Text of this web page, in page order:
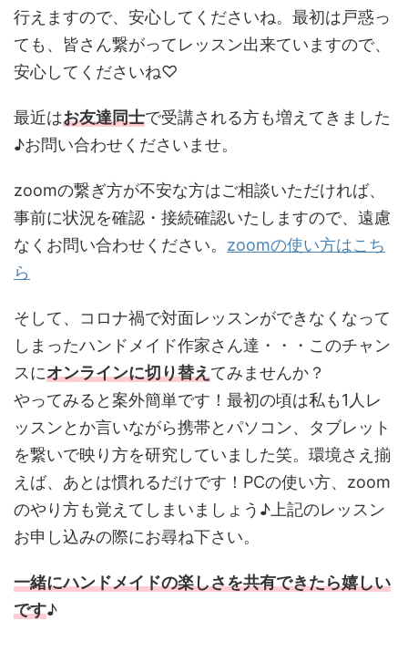
行えますので、安心してくださいね。最初は戸惑っ
ても、皆さん繋がってレッスン出来ていますので、
安心してくださいね♡
最近はお友達同士で受講される方も増えてきました
♪お問い合わせくださいませ。
zoomの繋ぎ方が不安な方はご相談いただければ、
事前に状況を確認・接続確認いたしますので、遠慮
なくお問い合わせください。 zoomの使い方はこち
ら
そして、コロナ禍で対面レッスンができなくなって
しまったハンドメイド作家さん達・・・このチャン
スにオンラインに切り替えてみませんか？
やってみると案外簡単です！最初の頃は私も1人レ
ッスンとか言いながら携帯とパソコン、タブレット
を繋いで映り方を研究していました笑。環境さえ揃
えば、あとは慣れるだけです！PCの使い方、zoom
のやり方も覚えてしまいましょう♪上記のレッスン
お申し込みの際にお尋ね下さい。
一緒にハンドメイドの楽しさを共有できたら嬉しい
です♪